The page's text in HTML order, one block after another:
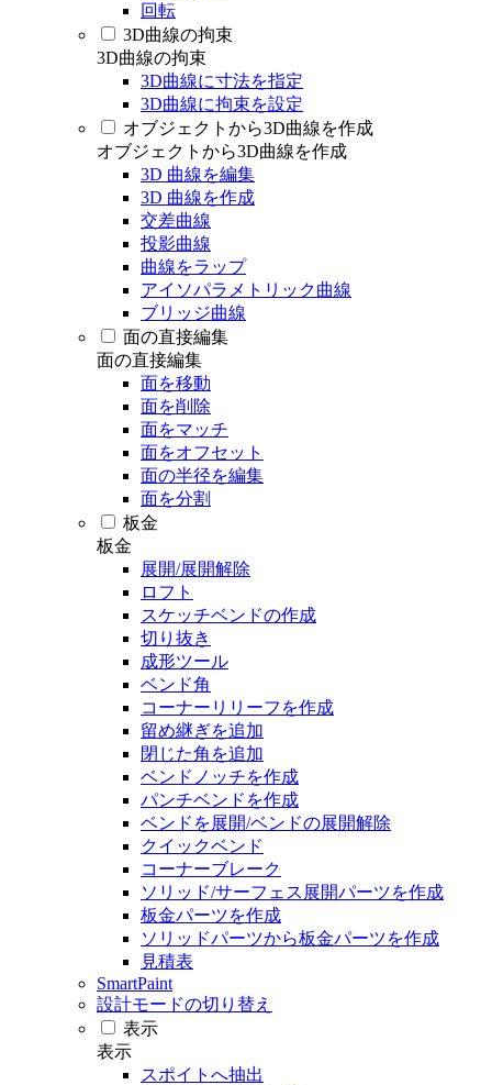
回転
3D曲線の拘束
3D曲線の拘束
3D曲線に寸法を指定
3D曲線に拘束を設定
オブジェクトから3D曲線を作成
オブジェクトから3D曲線を作成
3D 曲線を編集
3D 曲線を作成
交差曲線
投影曲線
曲線をラップ
アイソパラメトリック曲線
ブリッジ曲線
面の直接編集
面の直接編集
面を移動
面を削除
面をマッチ
面をオフセット
面の半径を編集
面を分割
板金
板金
展開/展開解除
ロフト
スケッチベンドの作成
切り抜き
成形ツール
ベンド角
コーナーリリーフを作成
留め継ぎを追加
閉じた角を追加
ベンドノッチを作成
パンチベンドを作成
ベンドを展開/ベンドの展開解除
クイックベンド
コーナーブレーク
ソリッド/サーフェス展開パーツを作成
板金パーツを作成
ソリッドパーツから板金パーツを作成
見積表
SmartPaint
設計モードの切り替え
表示
表示
スポイトへ抽出